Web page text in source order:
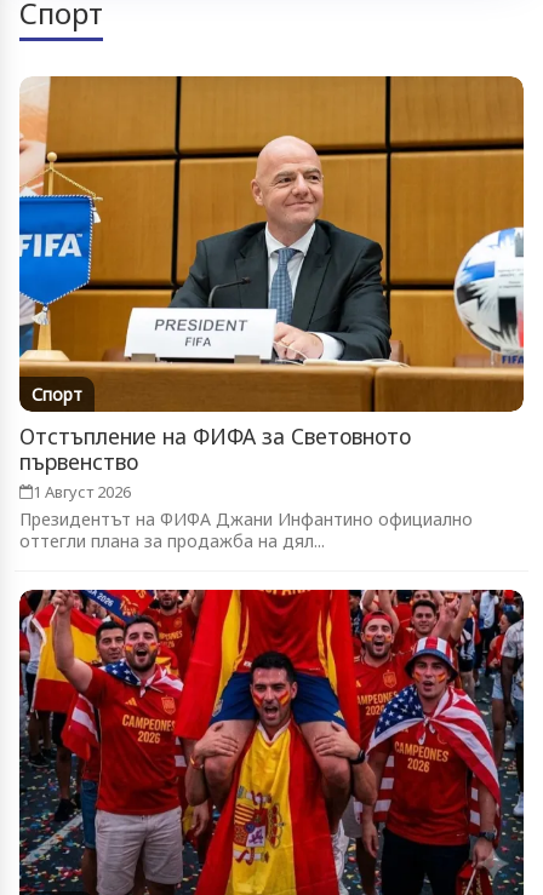
Спорт
Спорт
Отстъпление на ФИФА за Световното
първенство
1 Август 2026
Президентът на ФИФА Джани Инфантино официално
оттегли плана за продажба на дял...